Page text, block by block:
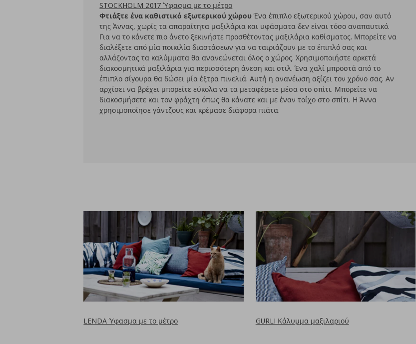
STOCKHOLM 2017 Ύφασμα με το μέτρο
Φτιάξτε ένα καθιστικό εξωτερικού χώρουΈνα έπιπλο εξωτερικού χώρου, σαν αυτό
της Άννας, χωρίς τα απαραίτητα μαξιλάρια και υφάσματα δεν είναι τόσο αναπαυτικό.
Για να το κάνετε πιο άνετο ξεκινήστε προσθέτοντας μαξιλάρια καθίσματος. Μπορείτε να
διαλέξετε από μία ποικιλία διαστάσεων για να ταιριάζουν με το έπιπλό σας και
αλλάζοντας τα καλύμματα θα ανανεώνεται όλος ο χώρος. Χρησιμοποιήστε αρκετά
διακοσμητικά μαξιλάρια για περισσότερη άνεση και στιλ. Ένα χαλί μπροστά από το
έπιπλο σίγουρα θα δώσει μία έξτρα πινελιά. Αυτή η ανανέωση αξίζει τον χρόνο σας. Αν
αρχίσει να βρέχει μπορείτε εύκολα να τα μεταφέρετε μέσα στο σπίτι. Μπορείτε να
διακοσμήσετε και τον φράχτη όπως θα κάνατε και με έναν τοίχο στο σπίτι. Η Άννα
χρησιμοποίησε γάντζους και κρέμασε διάφορα πιάτα.
LENDA Ύφασμα με το μέτρο GURLI Κάλυμμα μαξιλαριού